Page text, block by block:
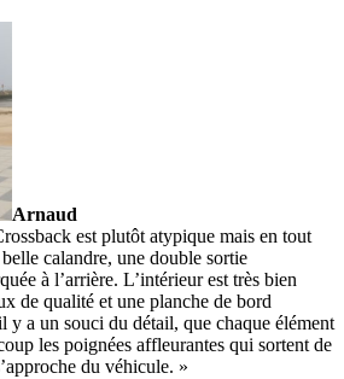
Arnaud
est plutôt atypique mais en tout
calandre, une double sortie
à l’arrière. L’intérieur est très bien
de qualité et une planche de bord
y a un souci du détail, que chaque élément
les poignées affleurantes qui sortent de
du véhicule. »